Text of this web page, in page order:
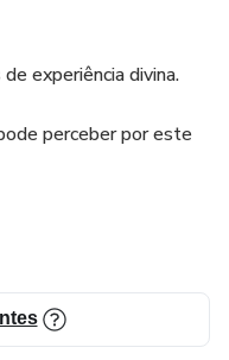
experiência divina.
perceber por este
vezes não
formas de identifica-
disposta à encontra-lo.